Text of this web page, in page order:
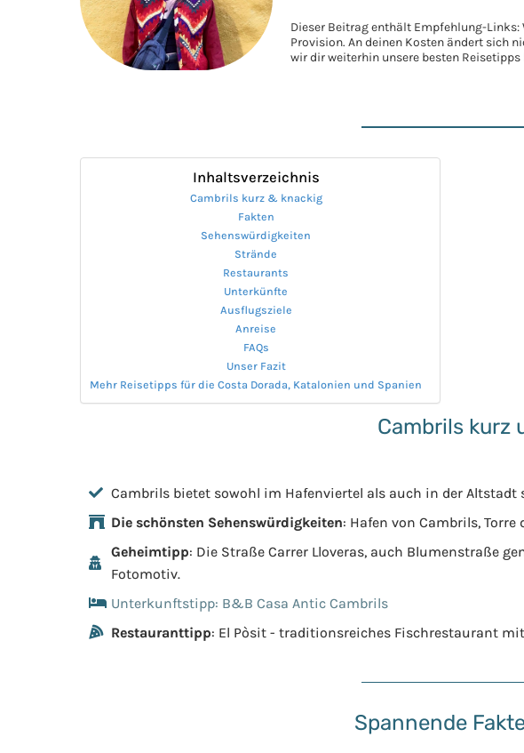
Dieser Beitrag enthält Empfehlung-
Provision. An deinen Kosten ändert sich
wir dir weiterhin unsere besten
Inhaltsverzeichnis
Cambrils kurz & knackig
Fakten
Sehenswürdigkeiten
Strände
Restaurants
Unterkünfte
Ausflugsziele
Anreise
FAQs
Unser Fazit
Mehr Reisetipps für die Costa Dorada, Katalonien und Spanien
Cambrils kurz
Cambrils bietet sowohl im Hafenviertel als auch in der
Die schönsten Sehenswürdigkeiten: Hafen von Cambrils,
Geheimtipp: Die Straße Carrer Lloveras, auch Blumenstraße
Fotomotiv.
Unterkunftstipp: B&B Casa Antic Cambrils
Restauranttipp: El Pòsit - traditionsreiches Fischrestaurant
Spannende